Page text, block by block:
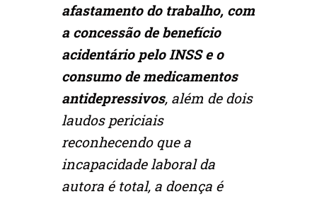
afastamento do trabalho, com
a concessão de benefício
acidentário pelo INSS e o
consumo de medicamentos
antidepressivos, além de dois
laudos periciais
reconhecendo que a
incapacidade laboral da
autora é total, a doença é